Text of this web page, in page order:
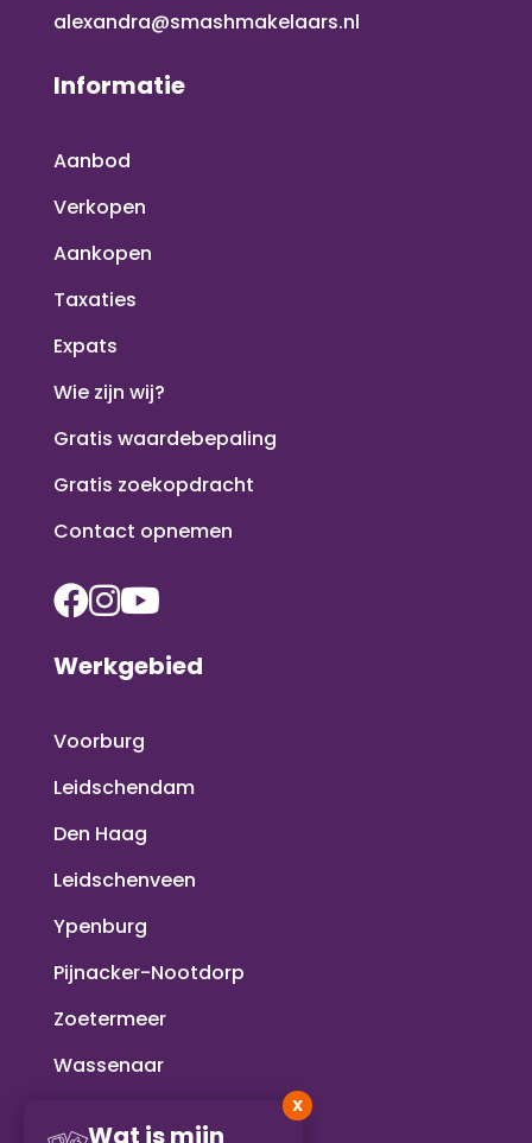
alexandra@smashmakelaars.nl
Informatie
Aanbod
Verkopen
Aankopen
Taxaties
Expats
Wie zijn wij?
Gratis waardebepaling
Gratis zoekopdracht
Contact opnemen
Werkgebied
Voorburg
Leidschendam
Den Haag
Leidschenveen
Ypenburg
Pijnacker-Nootdorp
Zoetermeer
Wassenaar
Wat is mijn
X